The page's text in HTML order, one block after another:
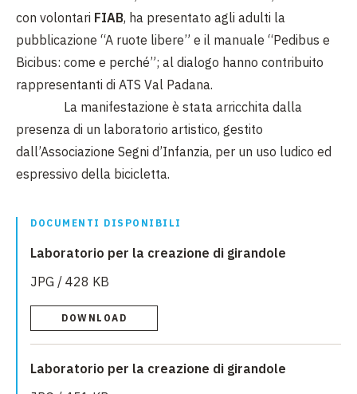
con volontari FIAB, ha presentato agli adulti la
pubblicazione “A ruote libere” e il manuale “Pedibus e
Bicibus: come e perché”; al dialogo hanno contribuito
rappresentanti di ATS Val Padana.
La manifestazione è stata arricchita dalla
presenza di un laboratorio artistico, gestito
dall’Associazione Segni d’Infanzia, per un uso ludico ed
espressivo della bicicletta.
DOCUMENTI DISPONIBILI
Laboratorio per la creazione di girandole
JPG / 428 KB
DOWNLOAD
Laboratorio per la creazione di girandole